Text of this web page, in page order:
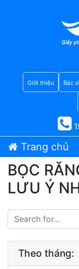
Giới thiệu Bác sĩ
Trang chủ
BỌC
LƯU Ý
Theo tháng: